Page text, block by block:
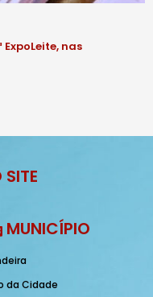
nas
MUNICÍPIO
da Cidade